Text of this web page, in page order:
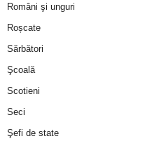
Români şi unguri
Roșcate
Sărbători
Şcoală
Scotieni
Seci
Şefi de state